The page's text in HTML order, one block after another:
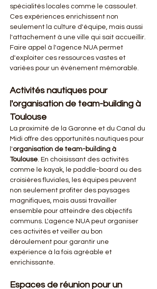
spécialités locales comme le cassoulet.
Ces expériences enrichissent non
seulement la culture d'équipe, mais aussi
l'attachement à une ville qui sait accueillir.
Faire appel à l'agence NUA permet
d'exploiter ces ressources vastes et
variées pour un événement mémorable.
Activités nautiques pour
l'organisation de team-building à
Toulouse
La proximité de la Garonne et du Canal du
Midi offre des opportunités nautiques pour
l'organisation de team-building à
Toulouse. En choisissant des activités
comme le kayak, le paddle-board ou des
croisières fluviales, les équipes peuvent
non seulement profiter des paysages
magnifiques, mais aussi travailler
ensemble pour atteindre des objectifs
communs. L'agence NUA peut organiser
ces activités et veiller au bon
déroulement pour garantir une
expérience à la fois agréable et
enrichissante.
Espaces de réunion pour un